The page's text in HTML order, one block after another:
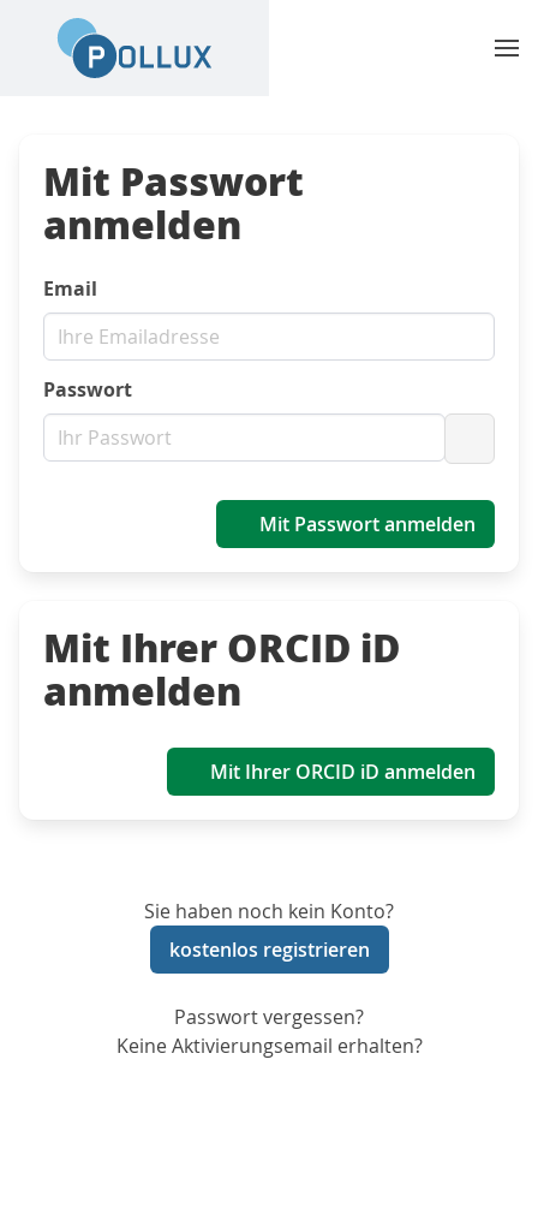
Mit Passwort
anmelden
Email
Passwort
Mit Passwort anmelden
Mit Ihrer ORCID iD
anmelden
Mit Ihrer ORCID iD anmelden
Sie haben noch kein Konto?
kostenlos registrieren
Passwort vergessen?
Keine Aktivierungsemail erhalten?